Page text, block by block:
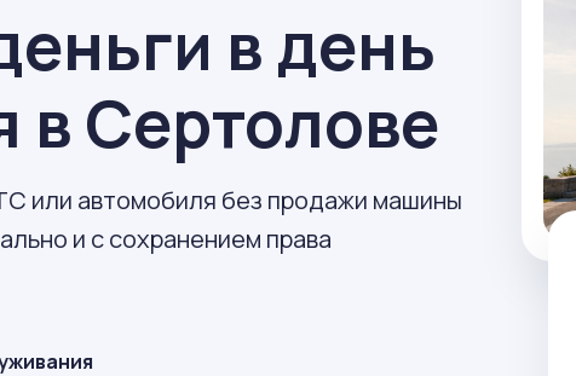
в день
в Сертолове
или автомобиля без продажи машины
и с сохранением права